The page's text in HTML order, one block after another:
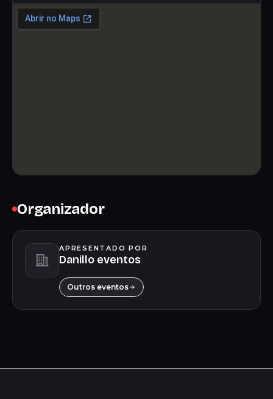
Organizador
APRESENTADO POR
Danillo eventos
Outros eventos